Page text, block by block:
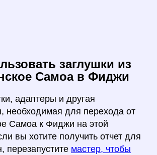
заглушки из
Самоа в Фиджи
адаптеры и другая
необходимая для перехода от
Самоа к Фиджи на этой
вы хотите получить отчет для
перезапустите мастер, чтобы